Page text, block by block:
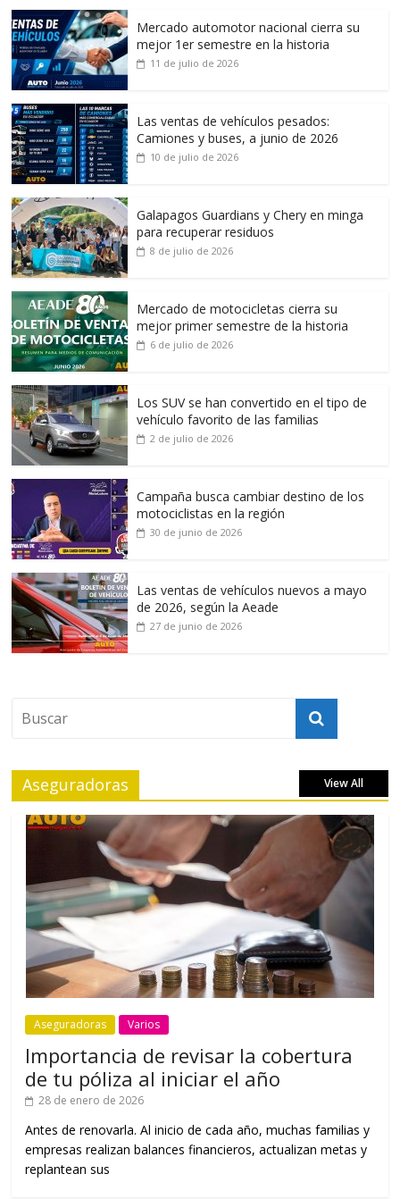
Mercado automotor nacional cierra su
mejor 1er semestre en la historia
11 de julio de 2026
Las ventas de vehículos pesados:
Camiones y buses, a junio de 2026
10 de julio de 2026
Galapagos Guardians y Chery en minga
para recuperar residuos
8 de julio de 2026
Mercado de motocicletas cierra su
mejor primer semestre de la historia
6 de julio de 2026
Los SUV se han convertido en el tipo de
vehículo favorito de las familias
2 de julio de 2026
Campaña busca cambiar destino de los
motociclistas en la región
30 de junio de 2026
Las ventas de vehículos nuevos a mayo
de 2026, según la Aeade
27 de junio de 2026
Aseguradoras View All
Aseguradoras Varios
Importancia de revisar la cobertura
de tu póliza al iniciar el año
28 de enero de 2026
Antes de renovarla. Al inicio de cada año, muchas familias y
empresas realizan balances financieros, actualizan metas y
replantean sus